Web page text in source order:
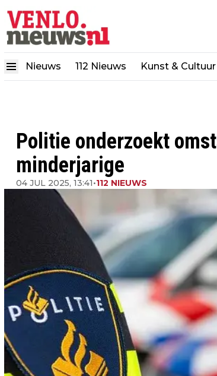
Nieuws 112 Nieuws Kunst & Cultuur
Politie onderzoekt
minderjarige
04 JUL 2025, 13:41•112 NIEUWS